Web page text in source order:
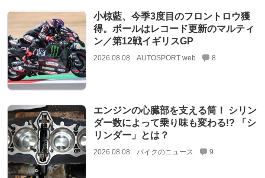
小椋藍、今季3度目のフロントロウ獲
得。ポールはレコード更新のマルティ
ン／第12戦イギリスGP
2026.08.08 AUTOSPORT web 8
エンジンの心臓部を支える筒！ シリン
ダー数によって乗り味も変わる!? 「シ
リンダー」とは？
2026.08.08 バイクのニュース 9